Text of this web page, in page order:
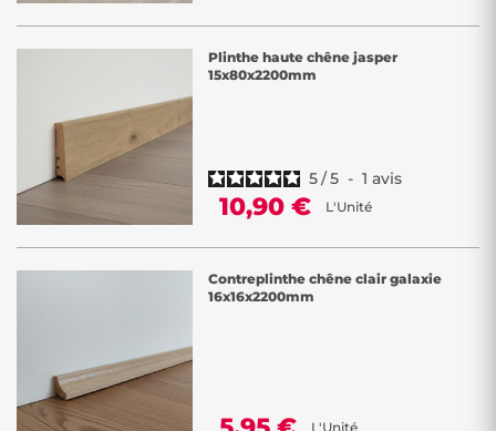
Plinthe haute chêne jasper
15x80x2200mm
5/5 - 1 avis
10,90 € L'Unité
Contreplinthe chêne clair galaxie
16x16x2200mm
L'Unité